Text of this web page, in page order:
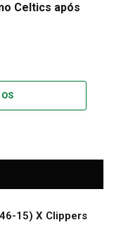
Celtics após
15) X Clippers